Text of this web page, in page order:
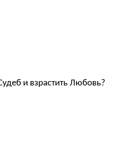
и взрастить Любовь?